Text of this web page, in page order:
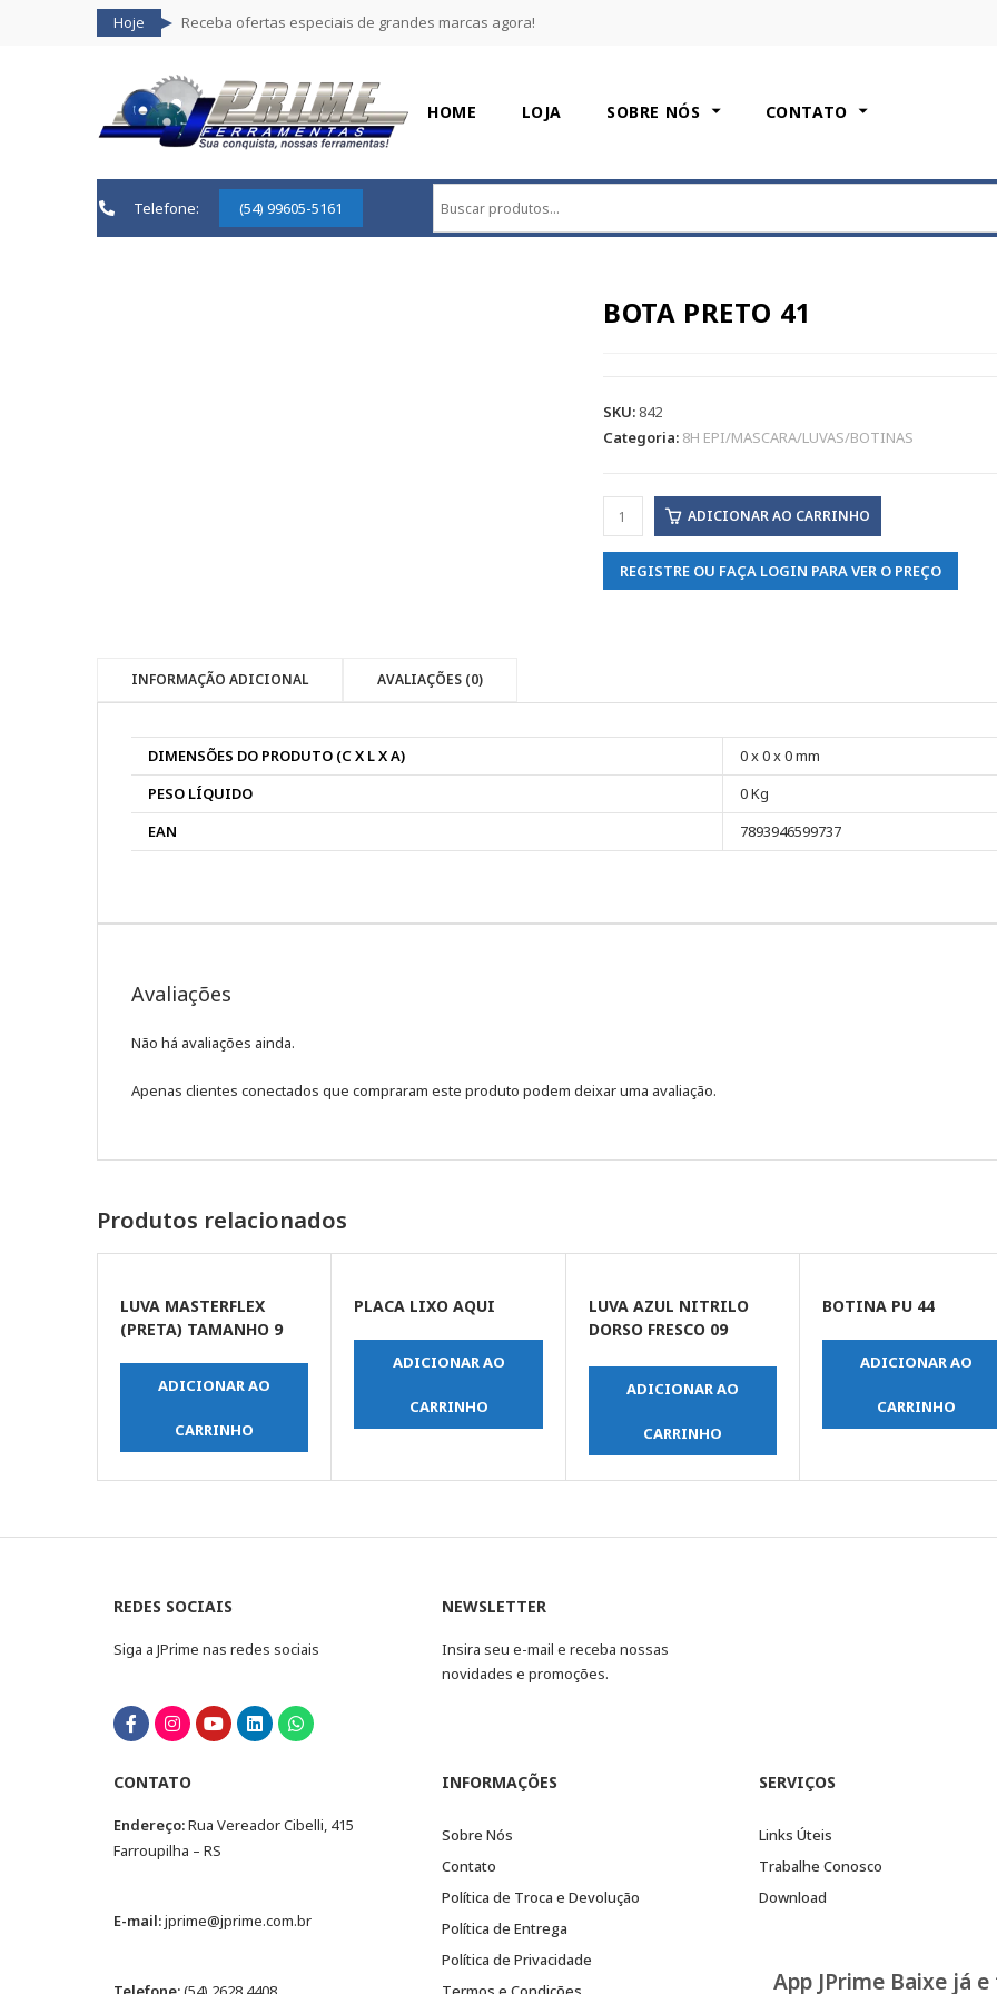
Hoje Receba ofertas especiais de grandes marcas agora!
HOME LOJA SOBRE NÓS CONTATO
Telefone: (54) 99605-5161
BOTA PRETO 41
SKU: 842
Categoria: 8H EPI/MASCARA/LUVAS/BOTINAS
ADICIONAR AO CARRINHO
REGISTRE OU FAÇA LOGIN PARA VER O PREÇO
INFORMAÇÃO ADICIONAL AVALIAÇÕES (0)
DIMENSÕES DO PRODUTO (C X L X A)
0 x 0 x 0 mm
PESO LÍQUIDO
0 Kg
EAN
7893946599737
Avaliações
Não há avaliações ainda.
Apenas clientes conectados que compraram este produto podem deixar uma avaliação.
Produtos relacionados
LUVA MASTERFLEX
(PRETA) TAMANHO 9
ADICIONAR AO
CARRINHO
PLACA LIXO AQUI
ADICIONAR AO
CARRINHO
LUVA AZUL NITRILO
DORSO FRESCO 09
ADICIONAR AO
CARRINHO
BOTINA PU 44
ADICIONAR AO
CARRINHO
REDES SOCIAIS
Siga a JPrime nas redes sociais
NEWSLETTER
Insira seu e-mail e receba nossas
novidades e promoções.
CONTATO
Endereço:Rua Vereador Cibelli, 415
Farroupilha – RS
E-mail:jprime@jprime.com.br
INFORMAÇÕES
Sobre Nós
Contato
Política de Troca e Devolução
Política de Entrega
Política de Privacidade
SERVIÇOS
Links Úteis
Trabalhe Conosco
Download
App JPrime Baixe já